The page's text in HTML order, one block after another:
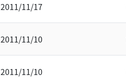
2011/11/17
2011/11/10
2011/11/10